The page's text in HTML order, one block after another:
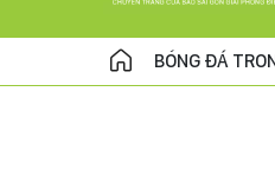
BÓNG ĐÁ